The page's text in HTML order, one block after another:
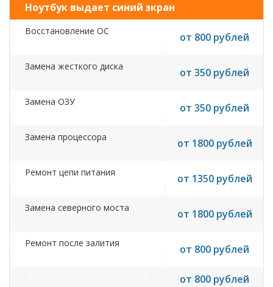
Ноутбук выдает синий экран
Восстановление ОС от 800 рублей
Замена жесткого диска от 350 рублей
Замена ОЗУ от 350 рублей
Замена процессора от 1800 рублей
Ремонт цепи питания от 1350 рублей
Замена северного моста от 1800 рублей
Ремонт после залития от 800 рублей
от 800 рублей